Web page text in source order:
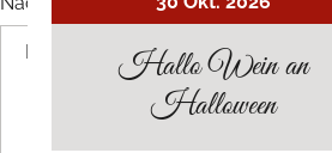
Hallo Wein an
Halloween